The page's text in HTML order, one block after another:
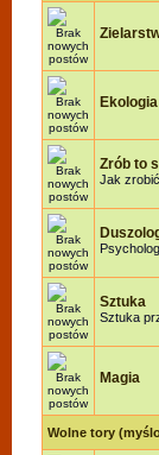
Ekologia
Zrób to
Jak
Sztuka
Sztuka
Magia
Wolne tory